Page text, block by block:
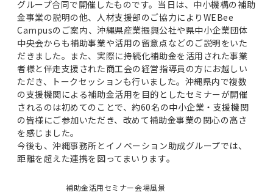
グループ合同で開催したものです。当日は、中小機構の補助
金事業の説明の他、人材支援部のご協力によりWEBee
Campusのご案内、沖縄県産業振興公社や県中小企業団体
中央会からも補助事業や活用の留意点などのご説明をいた
だきました。また、実際に持続化補助金を活用された事業
者様と伴走支援された商工会の経営指導員の方にお越しい
ただき、トークセッションも行いました。沖縄県内で複数
の支援機関による補助金活用を目的としたセミナーが開催
されるのは初めてのことで、約60名の中小企業・支援機関
の皆様にご参加いただき、改めて補助金事業の関心の高さ
を感じました。
今後も、沖縄事務所とイノベーション助成グループでは、
距離を超えた連携を図ってまいります。
補助金活用セミナー会場風景